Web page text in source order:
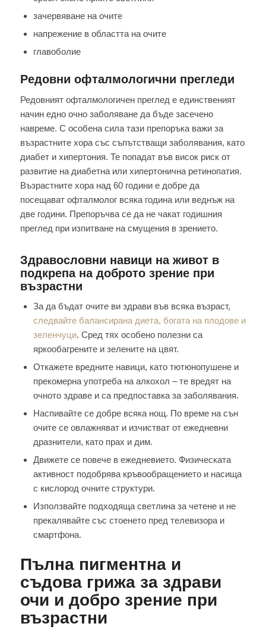
зачервяване на очите
напрежение в областта на очите
главоболие
Редовни офталмологични прегледи
Редовният офталмологичен преглед е единственият
начин едно очно заболяване да бъде засечено
навреме. С особена сила тази препоръка важи за
възрастните хора със съпътстващи заболявания, като
диабет и хипертония. Те попадат във висок риск от
развитие на диабетна или хипертонична ретинопатия.
Възрастните хора над 60 години е добре да
посещават офталмолог всяка година или веднъж на
две години. Препоръчва се да не чакат годишния
преглед при изпитване на смущения в зрението.
Здравословни навици на живот в
подкрепа на доброто зрение при
възрастни
За да бъдат очите ви здрави във всяка възраст,
следвайте балансирана диета, богата на плодове и
зеленчуци. Сред тях особено полезни са
яркообагрените и зелените на цвят.
Откажете вредните навици, като тютюнопушене и
прекомерна употреба на алкохол – те вредят на
очното здраве и са предпоставка за заболявания.
Наспивайте се добре всяка нощ. По време на сън
очите се овлажняват и изчистват от ежедневни
дразнители, като прах и дим.
Движете се повече в ежедневието. Физическата
активност подобрява кръвообращението и насища
с кислород очните структури.
Използвайте подходяща светлина за четене и не
прекалявайте със стоенето пред телевизора и
смартфона.
Пълна пигментна и
съдова грижа за здрави
очи и добро зрение при
възрастни